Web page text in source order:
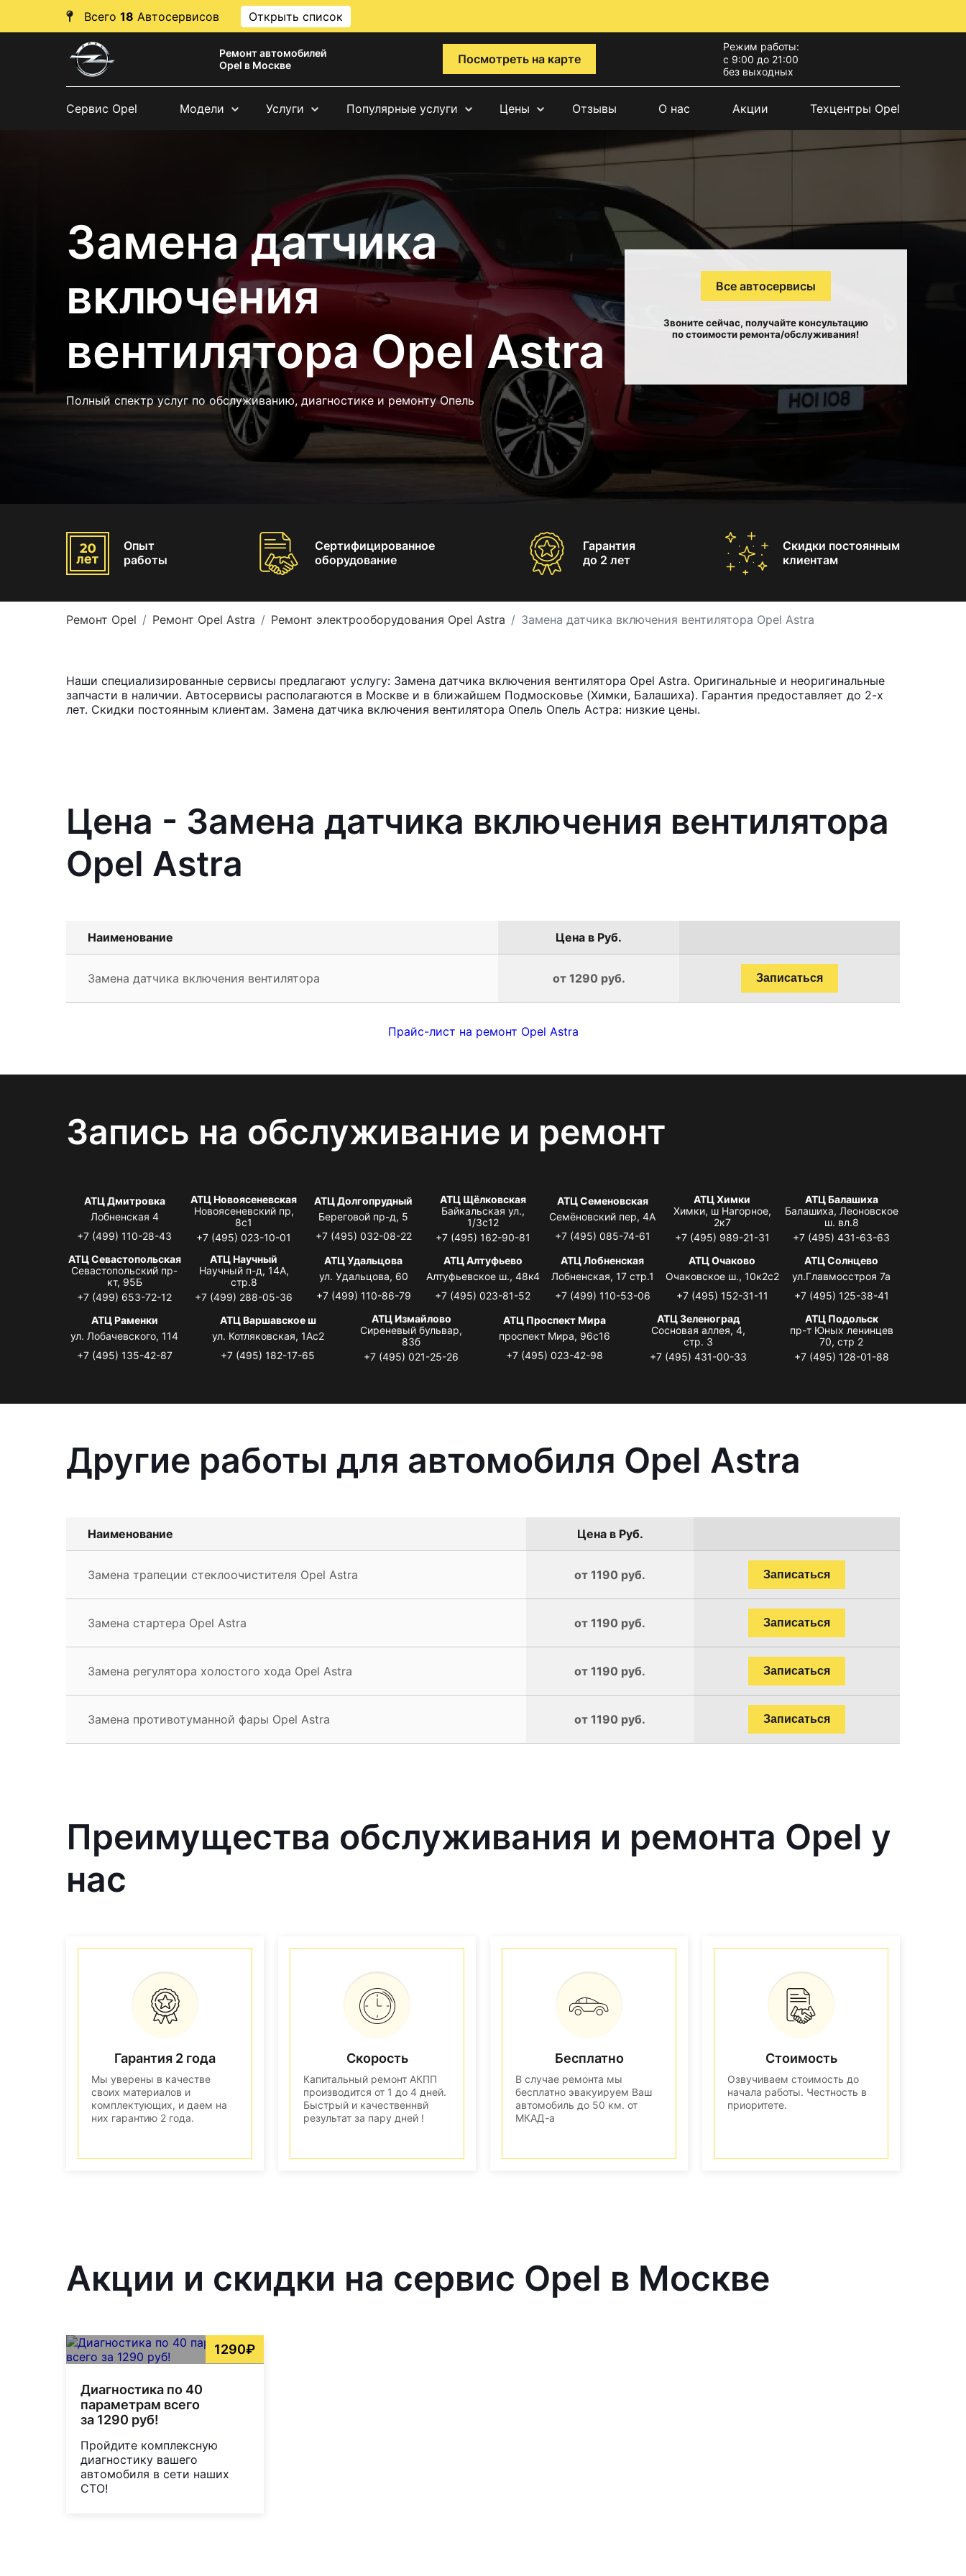
Всего 18 Автосервисов Открыть список
Ремонт автомобилей
Opel в Москве
Посмотреть на карте
Режим работы:
с 9:00 до 21:00
без выходных
Сервис Opel Модели Услуги Популярные услуги Цены Отзывы О нас Акции Техцентры Opel
Замена датчика
включения
вентилятора Opel Astra
Полный спектр услуг по обслуживанию, диагностике и ремонту Опель
Все автосервисы
Звоните сейчас, получайте консультацию
по стоимости ремонта/обслуживания!
Опыт
работы
Сертифицированное
оборудование
Гарантия
до 2 лет
Скидки постоянным
клиентам
Ремонт Opel Ремонт Opel Astra Ремонт электрооборудования Opel Astra Замена датчика включения вентилятора Opel Astra
Наши специализированные сервисы предлагают услугу: Замена датчика включения вентилятора Opel Astra. Оригинальные и неоригинальные
запчасти в наличии. Автосервисы располагаются в Москве и в ближайшем Подмосковье (Химки, Балашиха). Гарантия предоставляет до 2-х
лет. Скидки постоянным клиентам. Замена датчика включения вентилятора Опель Опель Астра: низкие цены.
Цена - Замена датчика включения вентилятора
Opel Astra
Наименование Цена в Руб.
Замена датчика включения вентилятора от 1290 руб. Записаться
Прайс-лист на ремонт Opel Astra
Запись на обслуживание и ремонт
АТЦ Дмитровка
Лобненская 4
+7 (499) 110-28-43
АТЦ Новоясеневская
Новоясеневский пр,
8с1
+7 (495) 023-10-01
АТЦ Долгопрудный
Береговой пр-д, 5
+7 (495) 032-08-22
АТЦ Щёлковская
Байкальская ул.,
1/3с12
+7 (495) 162-90-81
АТЦ Семеновская
Семёновский пер, 4А
+7 (495) 085-74-61
АТЦ Химки
Химки, ш Нагорное,
2к7
+7 (495) 989-21-31
АТЦ Балашиха
Балашиха, Леоновское
ш. вл.8
+7 (495) 431-63-63
АТЦ Севастопольская
Севастопольский пр-
кт, 95Б
+7 (499) 653-72-12
АТЦ Научный
Научный п-д, 14А,
стр.8
+7 (499) 288-05-36
АТЦ Удальцова
ул. Удальцова, 60
+7 (499) 110-86-79
АТЦ Алтуфьево
Алтуфьевское ш., 48к4
+7 (495) 023-81-52
АТЦ Лобненская
Лобненская, 17 стр.1
+7 (499) 110-53-06
АТЦ Очаково
Очаковское ш., 10к2с2
+7 (495) 152-31-11
АТЦ Солнцево
ул.Главмосстроя 7а
+7 (495) 125-38-41
АТЦ Раменки
ул. Лобачевского, 114
+7 (495) 135-42-87
АТЦ Варшавское ш
ул. Котляковская, 1Ас2
+7 (495) 182-17-65
АТЦ Измайлово
Сиреневый бульвар,
83б
+7 (495) 021-25-26
АТЦ Проспект Мира
проспект Мира, 96с16
+7 (495) 023-42-98
АТЦ Зеленоград
Сосновая аллея, 4,
стр. 3
+7 (495) 431-00-33
АТЦ Подольск
пр-т Юных ленинцев
70, стр 2
+7 (495) 128-01-88
Другие работы для автомобиля Opel Astra
Наименование Цена в Руб.
Замена трапеции стеклоочистителя Opel Astra от 1190 руб. Записаться
Замена стартера Opel Astra от 1190 руб. Записаться
Замена регулятора холостого хода Opel Astra от 1190 руб. Записаться
Замена противотуманной фары Opel Astra от 1190 руб. Записаться
Преимущества обслуживания и ремонта Opel у
нас
Гарантия 2 года
Мы уверены в качестве
своих материалов и
комплектующих, и даем на
них гарантию 2 года.
Скорость
Капитальный ремонт АКПП
производится от 1 до 4 дней.
Быстрый и качественнвй
результат за пару дней !
Бесплатно
В случае ремонта мы
бесплатно эвакуируем Ваш
автомобиль до 50 км. от
МКАД-а
Стоимость
Озвучиваем стоимость до
начала работы. Честность в
приоритете.
Акции и скидки на сервис Opel в Москве
1290₽
Диагностика по 40
параметрам всего
за 1290 руб!
Пройдите комплексную
диагностику вашего
автомобиля в сети наших
СТО!